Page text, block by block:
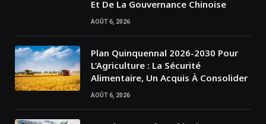
Et De La Gouvernance Chinoise
AOÛT 6, 2026
Plan Quinquennal 2026-2030 Pour
L’Agriculture : La Sécurité
Alimentaire, Un Acquis À Consolider
AOÛT 6, 2026